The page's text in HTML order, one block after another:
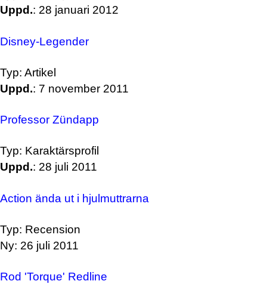
Uppd.: 28 januari 2012
Disney-Legender
Typ: Artikel
Uppd.: 7 november 2011
Professor Zündapp
Typ: Karaktärsprofil
Uppd.: 28 juli 2011
Action ända ut i hjulmuttrarna
Typ: Recension
Ny: 26 juli 2011
Rod 'Torque' Redline